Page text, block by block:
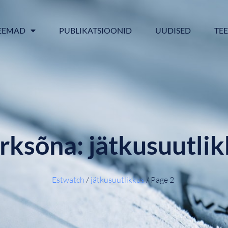
PUBLIKATSIOONID UUDISED
Estwatch / jätkusuutlikkus/ Page 2